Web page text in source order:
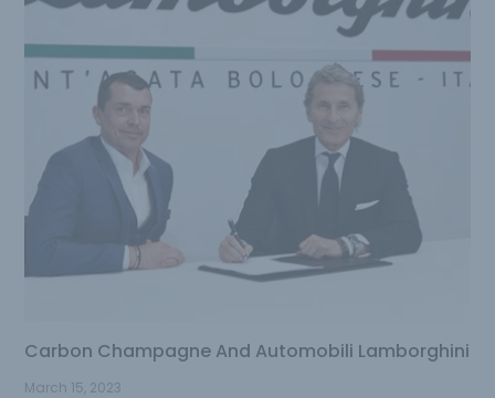
Carbon Champagne And Automobili Lamborghini
March 15, 2023